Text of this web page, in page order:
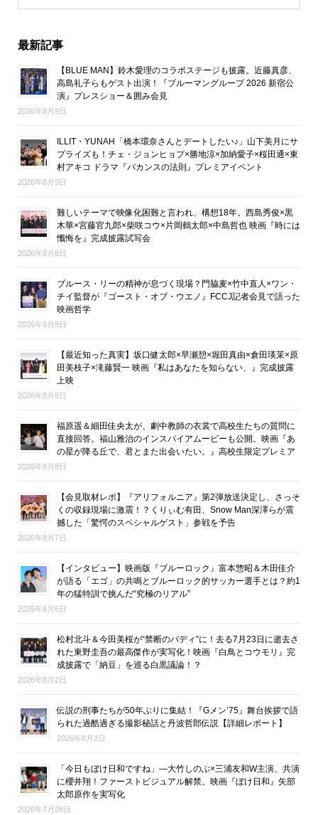
最新記事
【BLUE MAN】鈴木愛理のコラボステージも披露。近藤真彦、
高島礼子らもゲスト出演！『ブルーマングループ 2026 新宿公
演』プレスショー＆囲み会見
2026年8月9日
ILLIT・YUNAH「橋本環奈さんとデートしたい♪」山下美月にサ
プライズも！チェ・ジョンヒョプ×勝地涼×加納愛子×桜田通×東
村アキコ ドラマ『バカンスの法則』プレミアイベント
2026年8月9日
難しいテーマで映像化困難と言われ、構想18年。西島秀俊×黒
木華×宮藤官九郎×柴咲コウ×片岡鶴太郎×中島哲也 映画『時には
懺悔を』完成披露試写会
2026年8月8日
ブルース・リーの精神が息づく現場？門脇麦×竹中直人×ワン・
チイ監督が『ゴースト・オブ・ウエノ』FCCJ記者会見で語った
映画哲学
2026年8月8日
【最近知った真実】坂口健太郎×早瀬憩×堀田真由×倉田瑛茉×原
田美枝子×滝藤賢一 映画『私はあなたを知らない、』完成披露
上映
2026年8月8日
福原遥＆細田佳央太が、劇中教師の衣裳で高校生たちの質問に
直接回答。福山雅治のインスパイアムービーも公開。映画『あ
の星が降る丘で、君とまた出会いたい。』高校生限定プレミア
2026年8月8日
【会見取材レポ】『アリフォルニア』第2弾放送決定し、さっそ
くの収録現場に激震！？くりぃむ有田、Snow Man深澤らが震
撼した「驚愕のスペシャルゲスト」参戦を予告
2026年8月7日
【インタビュー】映画版『ブルーロック』富本惣昭＆木田佳介
が語る「エゴ」の共鳴とブルーロック的サッカー選手とは？約1
年の猛特訓で挑んだ“究極のリアル”
2026年8月6日
松村北斗＆今田美桜が“禁断のバディ”に！去る7月23日に逝去さ
れた東野圭吾の最高傑作が実写化！映画『白鳥とコウモリ』完
成披露で「納豆」を巡る白黒議論！？
2026年8月2日
伝説の刑事たちが50年ぶりに集結！『Gメン’75』舞台挨拶で語
られた過酷過ぎる撮影秘話と丹波哲郎伝説【詳細レポート】
2026年8月2日
「今日もぼけ日和ですね」―大竹しのぶ×三浦友和W主演、共演
に櫻井翔！ファーストビジュアル解禁。映画『ぼけ日和』矢部
太郎原作を実写化
2026年7月28日